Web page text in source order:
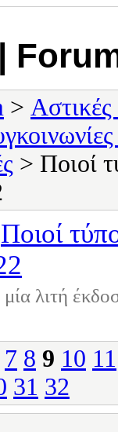
>
> Ποιοί
Ποιοί
λιτή
7 8 9 10 11
31 32